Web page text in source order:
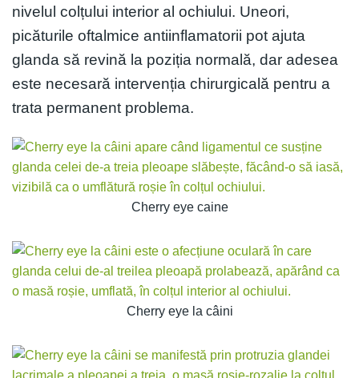
nivelul colțului interior al ochiului. Uneori,
picăturile oftalmice antiinflamatorii pot ajuta
glanda să revină la poziția normală, dar adesea
este necesară intervenția chirurgicală pentru a
trata permanent problema.
Cherry eye caine
Cherry eye la câini